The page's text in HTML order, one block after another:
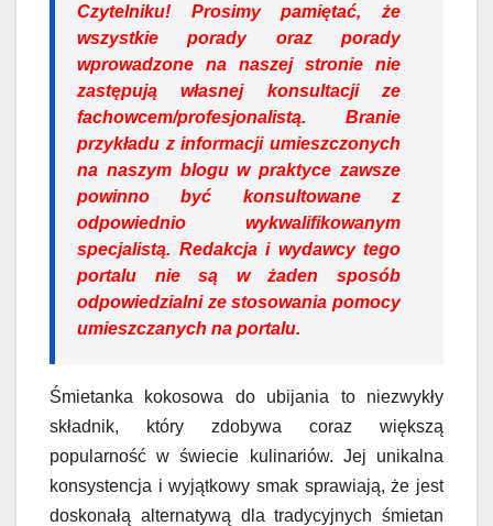
Czytelniku! Prosimy pamiętać, że
wszystkie porady oraz porady
wprowadzone na naszej stronie nie
zastępują własnej konsultacji ze
fachowcem/profesjonalistą. Branie
przykładu z informacji umieszczonych
na naszym blogu w praktyce zawsze
powinno być konsultowane z
odpowiednio wykwalifikowanym
specjalistą. Redakcja i wydawcy tego
portalu nie są w żaden sposób
odpowiedzialni ze stosowania pomocy
umieszczanych na portalu.
Śmietanka kokosowa do ubijania to niezwykły
składnik, który zdobywa coraz większą
popularność w świecie kulinariów. Jej unikalna
konsystencja i wyjątkowy smak sprawiają, że jest
doskonałą alternatywą dla tradycyjnych śmietan